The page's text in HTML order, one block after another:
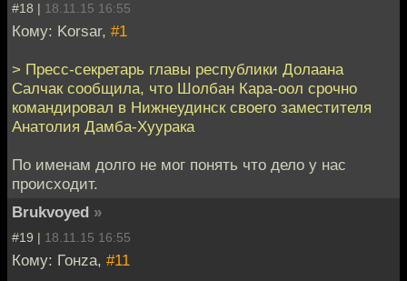
#18 | 18.11.15 16:55
Кому: Korsar, #1
> Пресс-секретарь главы республики Долаана
Салчак сообщила, что Шолбан Кара-оол срочно
командировал в Нижнеудинск своего заместителя
Анатолия Дамба-Хуурака
По именам долго не мог понять что дело у нас
происходит.
Brukvoyed »
#19 | 18.11.15 16:55
Кому: Гонzа, #11